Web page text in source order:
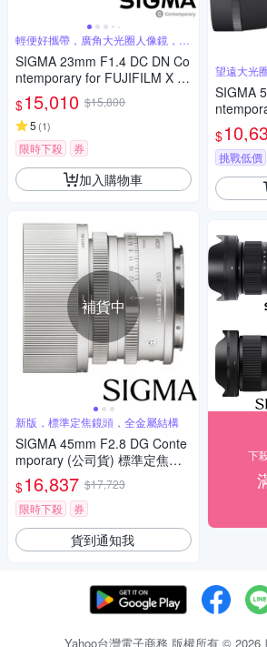
輕便好攜帶，廣角大光圈人像鏡，美
麗淺景深
SIGMA 23mm F1.4 DC DN Co
ntemporary for FUJIFILM X 富
士接環 (公司貨) 廣角大光圈定
焦鏡 人像鏡 APS-C 無反微單眼
專用鏡頭
$15,010 $15,800
5 (1)
限時下殺 券
加入購物車
補貨中
新版，標準定焦鏡頭，全金屬結構
SIGMA 45mm F2.8 DG Conte
mporary (公司貨) 標準定焦鏡
頭 全片幅無反微單眼鏡頭 i系列
$16,837 $17,723
限時下殺
券
貨到通知我
望遠大光
SIGMA
圈定焦
微單眼
$
挑戰低價
下
Yahoo台灣電子商務 版權所有 © 2026